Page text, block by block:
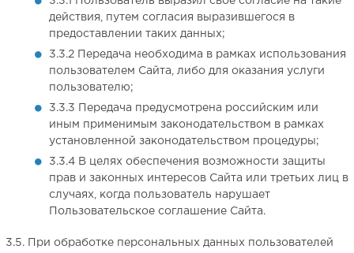
действия, путем согласия выразившегося в
предоставлении таких данных;
3.3.2 Передача необходима в рамках использования
пользователем Сайта, либо для оказания услуги
пользователю;
3.3.3 Передача предусмотрена российским или
иным применимым законодательством в рамках
установленной законодательством процедуры;
3.3.4 В целях обеспечения возможности защиты
прав и законных интересов Сайта или третьих лиц в
случаях, когда пользователь нарушает
Пользовательское соглашение Сайта.
3.5. При обработке персональных данных пользователей